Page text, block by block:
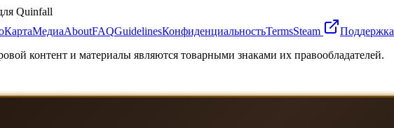
Quinfall
КартаМедиаAboutFAQGuidelinesКонфиденциальностьTermsSteam
Поддержка
контент и материалы являются товарными знаками их правообладателей.